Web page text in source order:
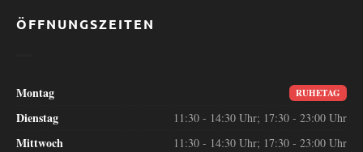
ÖFFNUNGSZEITEN
Montag RUHETAG
Dienstag 11:30 - 14:30 Uhr; 17:30 - 23:00 Uhr
Mittwoch 11:30 - 14:30 Uhr; 17:30 - 23:00 Uhr